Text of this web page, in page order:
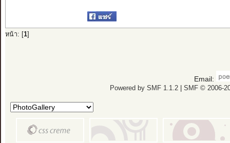
หน้า: [ 1]
Email:
Powered by SMF 1.1.2| SMF © 2006-